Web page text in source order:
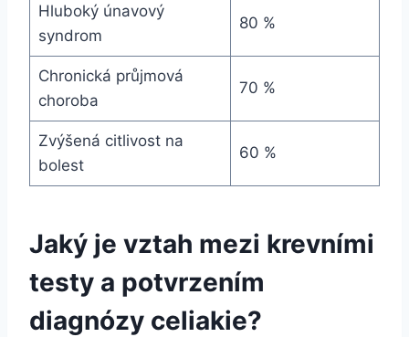
Hluboký únavový
syndrom
80 %
Chronická průjmová
choroba
70 %
Zvýšená citlivost na
bolest
60 %
Jaký je vztah mezi krevními
testy a potvrzením
diagnózy celiakie?